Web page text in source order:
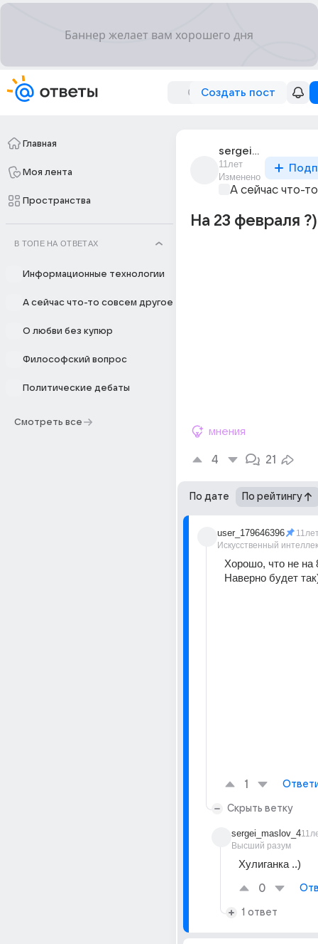
Создать пост
Главная
Моя лента
Пространства
В ТОПЕ НА ОТВЕТАХ
Информационные технологии
А сейчас что-то совсем другое
О любви без купюр
Философский вопрос
Политические дебаты
Смотреть все
sergei_maslov_4
11лет
Изменено
А сейчас что-
На 23 февраля ?)
мнения
4 21
По дате По рейтингу
user_179646396
Искусственный
Хорошо, что не на
Наверно будет
1
Скрыть ветку
sergei_maslov_4
Высший разум
Хулиганка ..)
0
1 ответ